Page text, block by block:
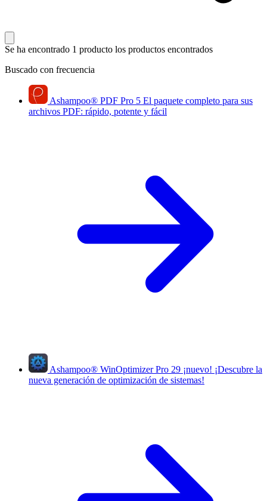
Se ha encontrado 1 producto los productos encontrados
Buscado con frecuencia
Ashampoo® PDF Pro 5 El paquete completo para sus
archivos PDF: rápido, potente y fácil
Ashampoo® WinOptimizer Pro 29 ¡nuevo! ¡Descubre la
nueva generación de optimización de sistemas!